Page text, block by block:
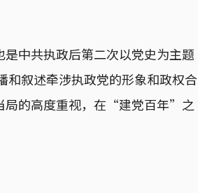
中共执政后第二次以党史为主题
和叙述牵涉执政党的形象和政权合
局的高度重视，在“建党百年”之